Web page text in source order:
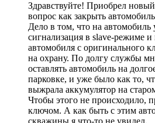
Здравствуйте! Приобрел
вопрос как закрыть
Дело в том, что на автомобиль
сигнализация в slave-режиме
автомобиля с оригинального
на охрану. По долгу службы
оставлять автомобиль на
парковке, и уже было как то,
выжрала аккумулятор на
Чтобы этого не происходило,
ключом. А как быть с этим
скважины я что-то не увидел.